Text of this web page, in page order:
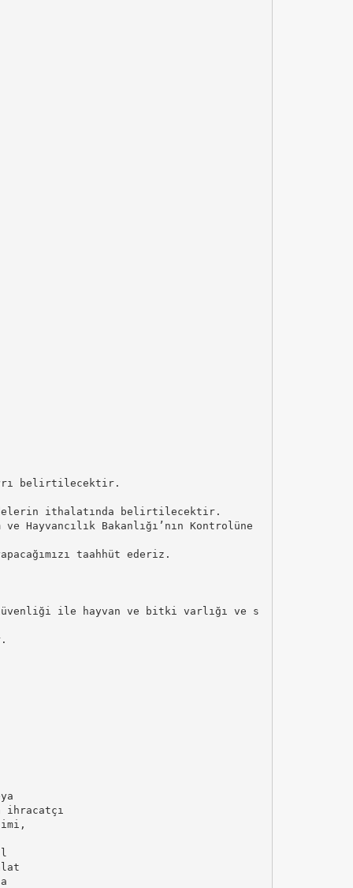
belirtilecektir.
ithalatında belirtilecektir.
Hayvancılık Bakanlığı’nın Kontrolüne
taahhüt ederiz.
ile hayvan ve bitki varlığı ve s